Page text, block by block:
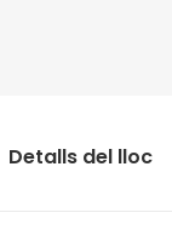
Detalls del lloc